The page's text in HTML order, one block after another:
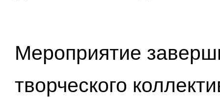
Мероприятие
творческого